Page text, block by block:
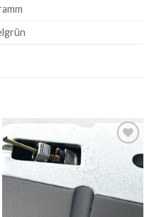
Wunschliste